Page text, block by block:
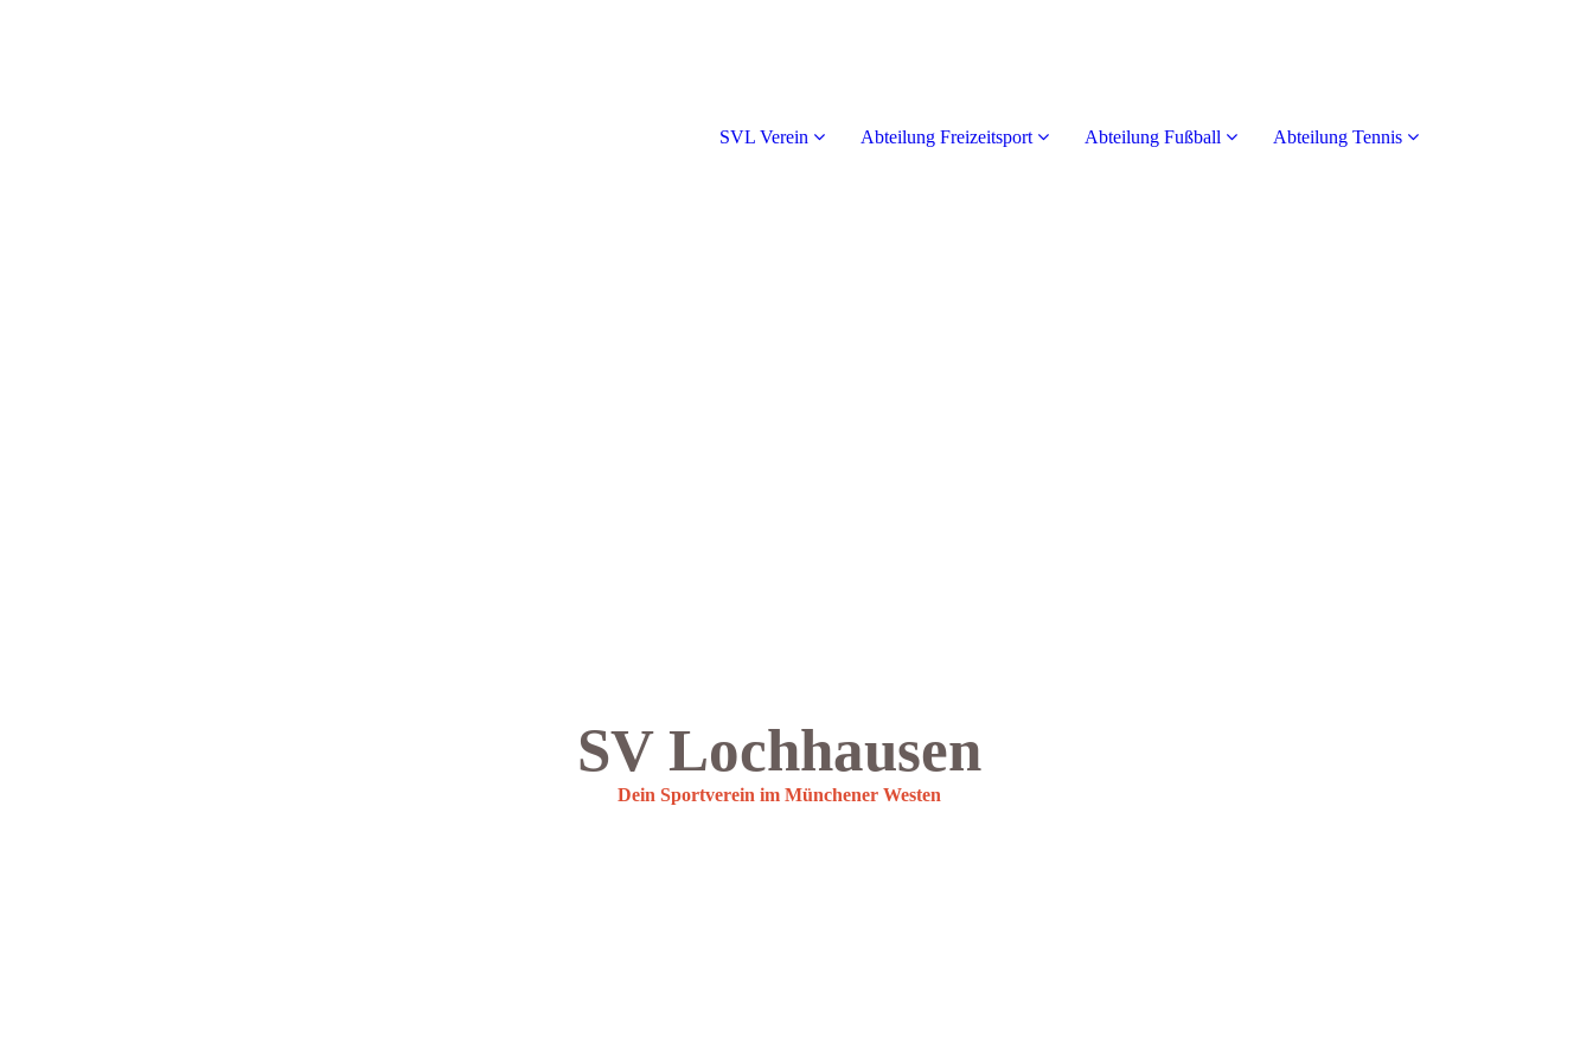
SVL Verein Abteilung Freizeitsport Abteilung Fußball Abteilung Tennis
SV Lochhausen
Dein Sportverein im Münchener Westen